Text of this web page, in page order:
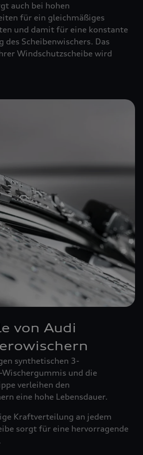
auch bei hohen
für ein gleichmäßiges
und damit für eine konstante
Scheibenwischers. Das
Windschutzscheibe wird
von Audi
synthetischen 3-
und die
verleihen den
eine hohe Lebensdauer.
Kraftverteilung an jedem
sorgt für eine hervorragende